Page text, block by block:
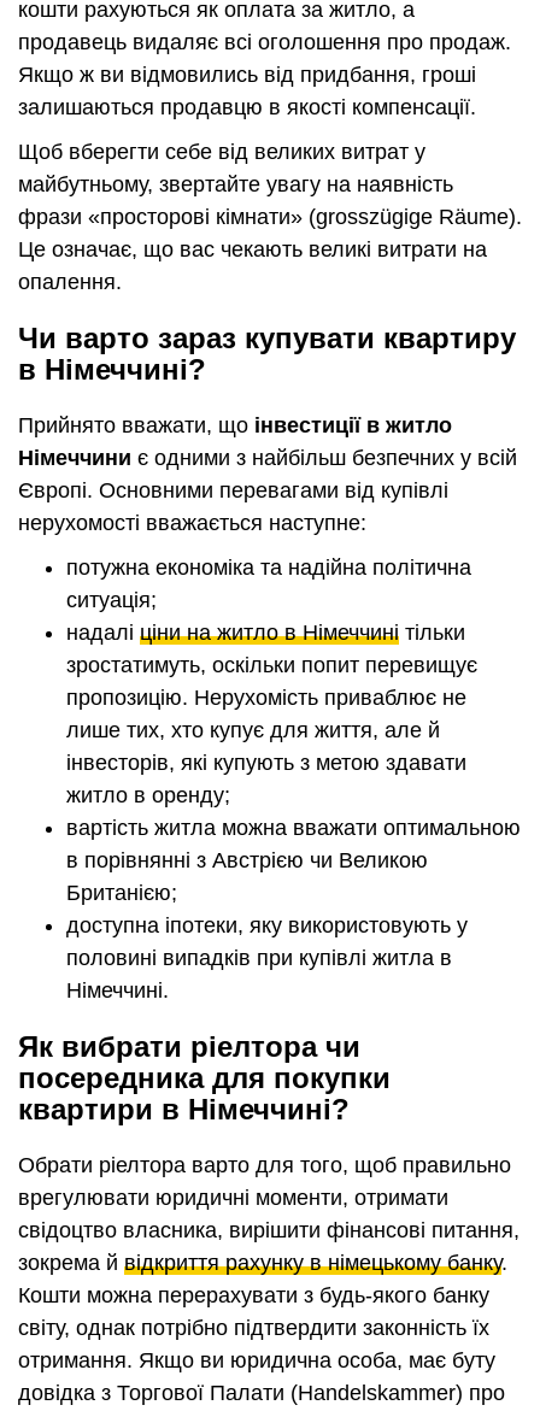
кошти рахуються як оплата за житло, а
продавець видаляє всі оголошення про продаж.
Якщо ж ви відмовились від придбання, гроші
залишаються продавцю в якості компенсації.
Щоб вберегти себе від великих витрат у
майбутньому, звертайте увагу на наявність
фрази «просторові кімнати» (grosszügige Räume).
Це означає, що вас чекають великі витрати на
опалення.
Чи варто зараз купувати квартиру
в Німеччині?
Прийнято вважати, що інвестиції в житло
Німеччини є одними з найбільш безпечних у всій
Європі. Основними перевагами від купівлі
нерухомості вважається наступне:
потужна економіка та надійна політична
ситуація;
надалі ціни на житло в Німеччині тільки
зростатимуть, оскільки попит перевищує
пропозицію. Нерухомість приваблює не
лише тих, хто купує для життя, але й
інвесторів, які купують з метою здавати
житло в оренду;
вартість житла можна вважати оптимальною
в порівнянні з Австрією чи Великою
Британією;
доступна іпотеки, яку використовують у
половині випадків при купівлі житла в
Німеччині.
Як вибрати ріелтора чи
посередника для покупки
квартири в Німеччині?
Обрати ріелтора варто для того, щоб правильно
врегулювати юридичні моменти, отримати
свідоцтво власника, вирішити фінансові питання,
зокрема й відкриття рахунку в німецькому банку.
Кошти можна перерахувати з будь-якого банку
світу, однак потрібно підтвердити законність їх
отримання. Якщо ви юридична особа, має буту
довідка з Торгової Палати (Handelskammer) про